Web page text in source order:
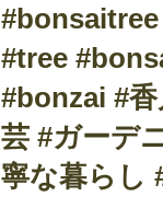
#tree
#bonzai #香
芸 #ガーデ
寧な暮らし